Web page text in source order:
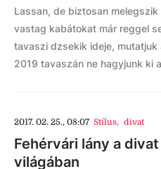
Lassan, de biztosan melegszik
vastag kabátokat már reggel
tavaszi dzsekik ideje,
2019 tavaszán ne hagyjunk ki
2017. 02. 25., 08:07 Stílus, divat
Fehérvári lány a divat
világában